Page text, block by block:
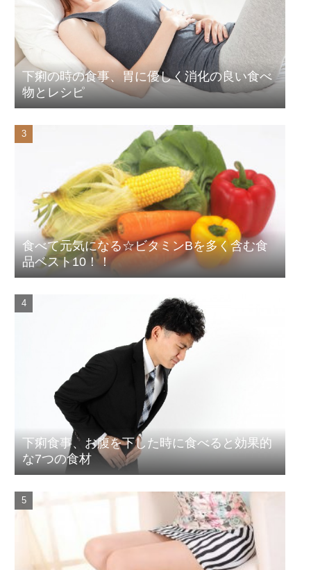
下痢の時の食事、胃に優しく消化の良い食べ
物とレシピ
食べて元気になる☆ビタミンBを多く含む食
品ベスト10！！
下痢食事、お腹を下した時に食べると効果的
な7つの食材